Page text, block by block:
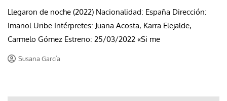
Llegaron de noche (2022) Nacionalidad: España Dirección:
Imanol Uribe Intérpretes: Juana Acosta, Karra Elejalde,
Carmelo Gómez Estreno: 25/03/2022 «Si me
Susana García